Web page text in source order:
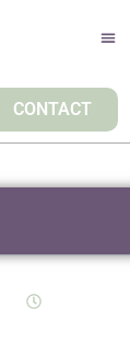
CONTACT